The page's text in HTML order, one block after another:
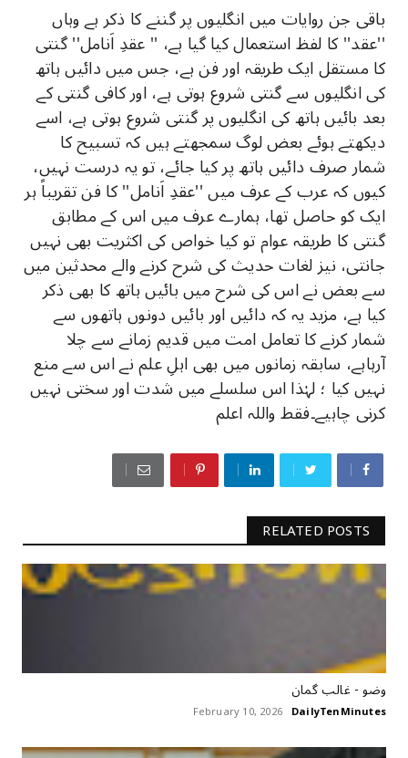
باقی جن روایات میں انگلیوں پر گننے کا ذکر ہے وہاں
''عقد'' کا لفظ استعمال کیا گیا ہے، '' عقدِ اَنامل'' گنتی
کا مستقل ایک طریقہ اور فن ہے، جس میں دائیں ہاتھ
کی انگلیوں سے گنتی شروع ہوتی ہے، اور کافی گنتی کے
بعد بائیں ہاتھ کی انگلیوں پر گنتی شروع ہوتی ہے، اسے
دیکھتے ہوئے بعض لوگ سمجھتے ہیں کہ تسبیح کا
شمار صرف دائیں ہاتھ پر کیا جائے، تو یہ درست نہیں،
کیوں کہ عرب کے عرف میں ''عقدِ اَنامل'' کا فن تقریباً ہر
ایک کو حاصل تھا، ہمارے عرف میں اس کے مطابق
گنتی کا طریقہ عوام تو کیا خواص کی اکثریت بھی نہیں
جانتی، نیز لغات حدیث کی شرح کرنے والے محدثین میں
سے بعض نے اس کی شرح میں بائیں ہاتھ کا بھی ذکر
کیا ہے، مزید یہ کہ دائیں اور بائیں دونوں ہاتھوں سے
شمار کرنے کا تعامل امت میں قدیم زمانے سے چلا
آرہاہے، سابقہ زمانوں میں بھی اہلِ علم نے اس سے منع
نہیں کیا ؛ لہٰذا اس سلسلے میں شدت اور سختی نہیں
کرنی چاہیے۔فقط واللہ اعلم
RELATED POSTS
وضو - غالب گمان
DailyTenMinutes
February 10, 2026